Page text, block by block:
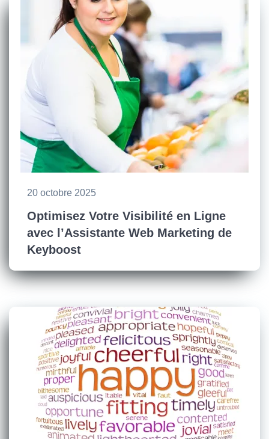
20 octobre 2025
Optimisez Votre Visibilité en Ligne
avec l’Assistante Web Marketing de
Keyboost